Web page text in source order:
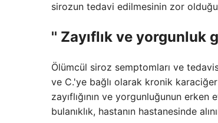
sirozun tedavi edilmesinin zor
'' Zayıflık ve yorgunluk
Ölümcül siroz semptomları ve
ve C.'ye bağlı olarak kronik
zayıflığının ve yorgunluğunun
bulanıklık, hastanın hastanesinde